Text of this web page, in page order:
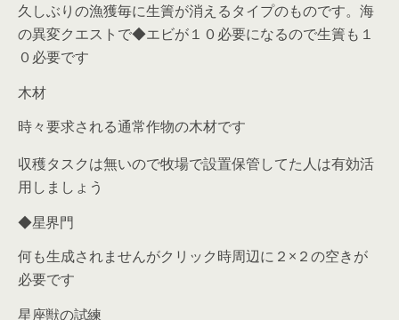
久しぶりの漁獲毎に生簀が消えるタイプのものです。海
の異変クエストで◆エビが１０必要になるので生簀も１
０必要です
木材
時々要求される通常作物の木材です
収穫タスクは無いので牧場で設置保管してた人は有効活
用しましょう
◆星界門
何も生成されませんがクリック時周辺に２×２の空きが
必要です
星座獣の試練